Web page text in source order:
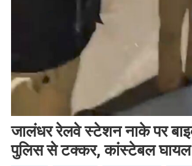
जालंधर रेलवे स्टेशन नाके पर
पुलिस से टक्कर, कांस्टेबल घायल